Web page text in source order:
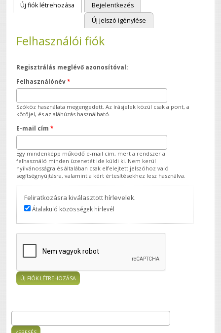
Elsődleges fülek
Új fiók létrehozása (aktív fül)Bejelentkezés
Új jelszó igénylése
Felhasználói fiók
Regisztrálás meglévő azonosítóval:
Felhasználónév*
Szóköz használata megengedett. Az írásjelek közül csak a pont, a
kötőjel, és az aláhúzás használható.
E-mail cím*
Egy mindenképp működő e-mail cím, mert a rendszer a
felhasználó minden üzenetét ide küldi ki. Nem kerül
nyilvánosságra és általában csak elfelejtett jelszóhoz való
segítségnyújtásra, valamint a kért értesítésekhez lesz használva.
Feliratkozásra kiválasztott hírlevelek.
Átalakuló közösségek hírlevél
Keresés űrlap